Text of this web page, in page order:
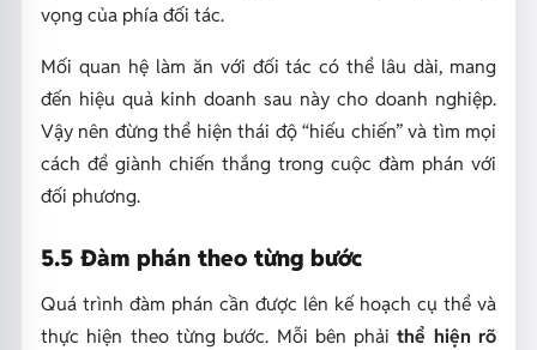
vọng của phía đối tác.
Mối quan hệ làm ăn với đối tác có thể lâu dài, mang
đến hiệu quả kinh doanh sau này cho doanh nghiệp.
Vậy nên đừng thể hiện thái độ “hiếu chiến” và tìm mọi
cách để giành chiến thắng trong cuộc đàm phán với
đối phương.
5.5 Đàm phán theo từng bước
Quá trình đàm phán cần được lên kế hoạch cụ thể và
thực hiện theo từng bước. Mỗi bên phải thể hiện rõ